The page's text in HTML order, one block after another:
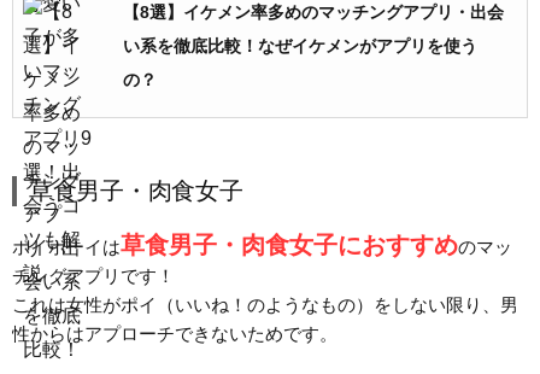
【8選】イケメン率多めのマッチングアプリ・出会
い系を徹底比較！なぜイケメンがアプリを使う
の？
草食男子・肉食女子
ポイボーイは草食男子・肉食女子におすすめのマッ
チングアプリです！
これは女性がポイ（いいね！のようなもの）をしない限り、男
性からはアプローチできないためです。